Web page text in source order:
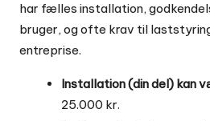
har fælles installation,
bruger, og ofte krav til
entreprise.
Installation (din del) kan
25.000 kr.